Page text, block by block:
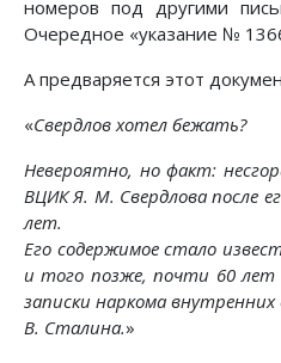
номеров под другими
Очередное «указание №
А предваряется этот
«Свердлов хотел бежать?
Невероятно, но факт:
ВЦИК Я. М. Свердлова после
лет.
Его содержимое стало
и того позже, почти 60 лет
записки наркома
В. Сталина.»